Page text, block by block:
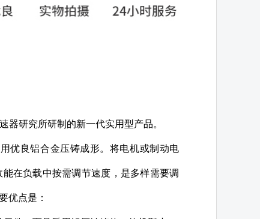
器研究所研制的新一代实用型产品。
优良铝合金压铸成形。将电机或制动电
在负载中按需调节速度，是多样需要调
优点是：